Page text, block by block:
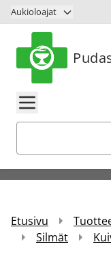
Siirry sisältöön
Aukioloajat
Etusivu
Silmät